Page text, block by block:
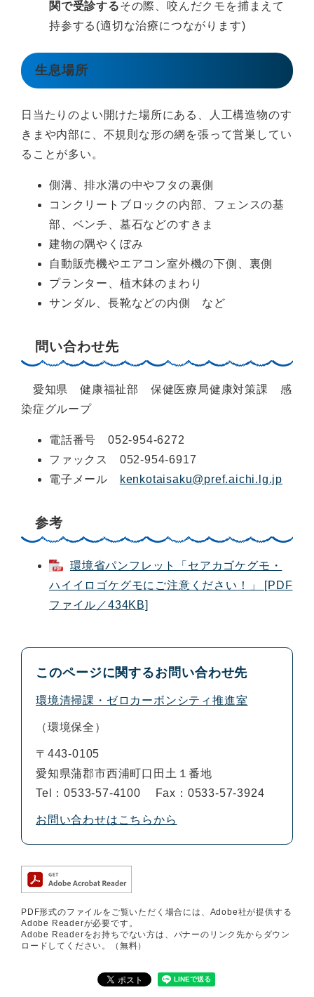
関で受診するその際、咬んだクモを捕まえて
持参する(適切な治療につながります)
生息場所
日当たりのよい開けた場所にある、人工構造物のす
きまや内部に、不規則な形の網を張って営巣してい
ることが多い。
側溝、排水溝の中やフタの裏側
コンクリートブロックの内部、フェンスの基
部、ベンチ、墓石などのすきま
建物の隅やくぼみ
自動販売機やエアコン室外機の下側、裏側
プランター、植木鉢のまわり
サンダル、長靴などの内側 など
問い合わせ先
愛知県 健康福祉部 保健医療局健康対策課 感
染症グループ
電話番号 052-954-6272
ファックス 052-954-6917
電子メール
kenkotaisaku@pref.aichi.lg.jp
参考
環境省パンフレット「セアカゴケグモ・
ハイイロゴケグモにご注意ください！」 [PDF
ファイル／434KB]
このページに関するお問い合わせ先
環境清掃課・ゼロカーボンシティ推進室
環境保全
〒443-0105
愛知県蒲郡市西浦町口田土１番地
Tel：0533-57-4100
Fax：0533-57-3924
お問い合わせはこちらから
PDF形式のファイルをご覧いただく場合には、Adobe社が提供する
Adobe Readerが必要です。
Adobe Readerをお持ちでない方は、バナーのリンク先からダウン
ロードしてください。（無料）